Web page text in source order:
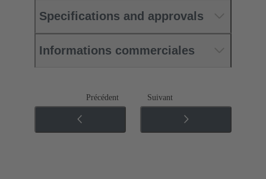
Specifications and approvals
Informations commerciales
Précédent Suivant